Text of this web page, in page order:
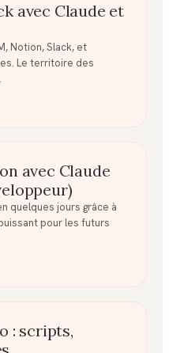
avec Claude et
Notion, Slack, et
Le territoire des
avec Claude
quelques jours grâce à
pour les futurs
: scripts,